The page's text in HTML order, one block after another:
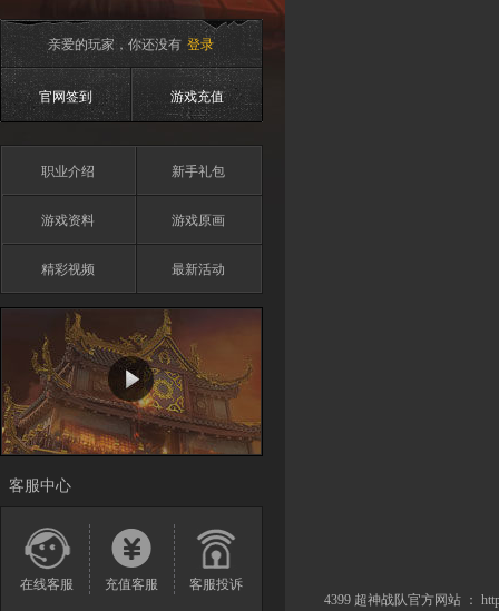
亲爱的玩家，你还没有 登录
官网签到 游戏充值
职业介绍 新手礼包
游戏资料 游戏原画
精彩视频 最新活动
客服中心
在线客服 充值客服 客服投诉
4399 超神战队官方网站 ：